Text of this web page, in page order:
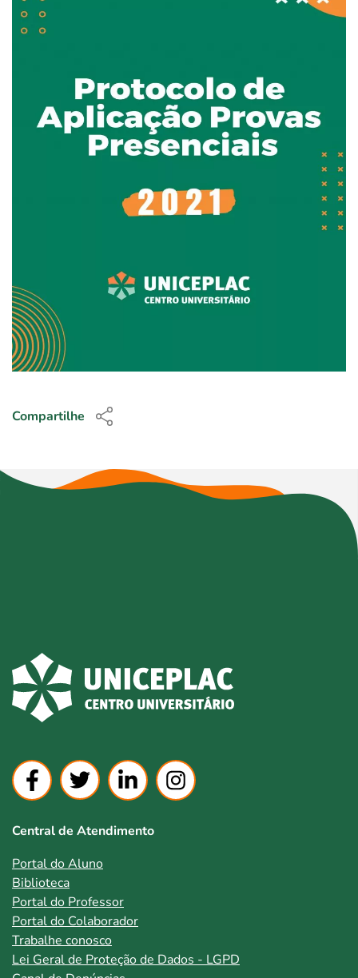
Compartilhe
Central de Atendimento
Portal do Aluno
Biblioteca
Portal do Professor
Portal do Colaborador
Trabalhe conosco
Lei Geral de Proteção de Dados - LGPD